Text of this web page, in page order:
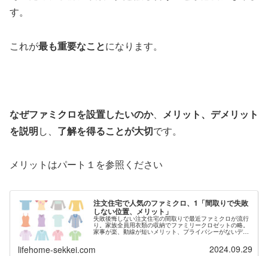
す。
これが最も重要なことになります。
なぜファミクロを設置したいのか、
メリット、デメリット
を説明し、 了解を得ることが大切です。
メリットはパート１を参照ください
注文住宅で人気のファミクロ、1「間取りで失敗
しない位置、メリット」
失敗後悔しない注文住宅の間取りで最近ファミクロが流行
り。家族全員用衣類の収納でファミリークロゼットの略。
家事が楽、動線が短いメリット、プライバシーがないデメ
リットも説明。配置の位置を玄関リビング、洗面所ランド
ドバイスも。札幌の設計事務所の１級建築士の人気のブロ
lifehome-sekkei.com 2024.09.29